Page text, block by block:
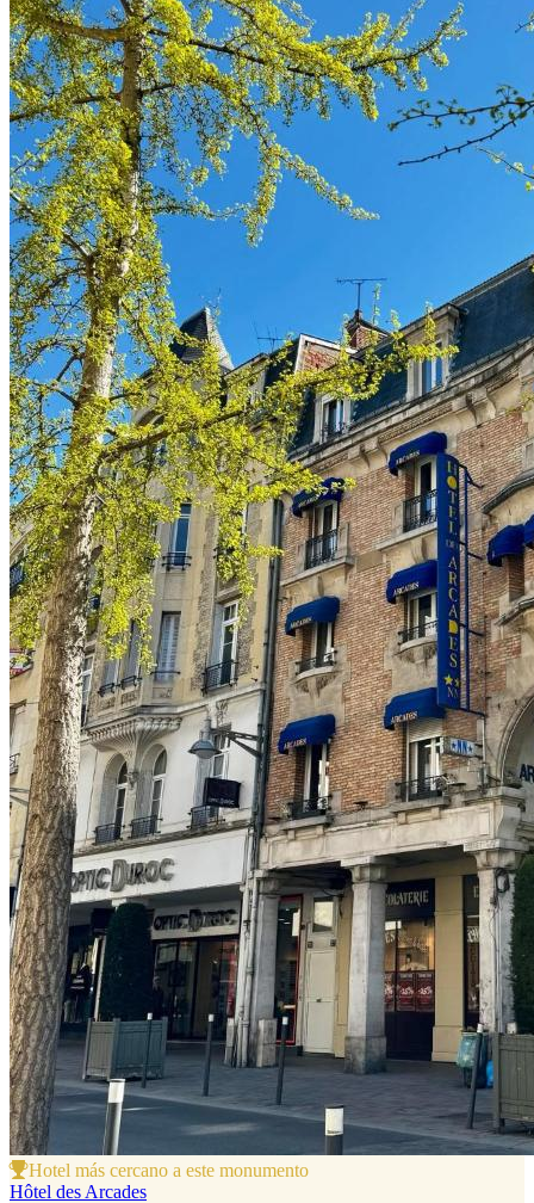
Hotel más cercano a este monumento
Hôtel des Arcades